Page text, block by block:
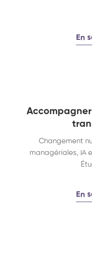
En
Changement
managériales, IA
En